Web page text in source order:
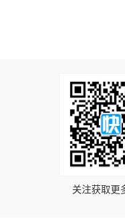
关注获取更